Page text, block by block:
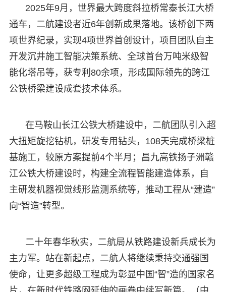
2025年9月，世界最大跨度斜拉桥常泰长江大桥
通车，二航建设者近6年创新成果落地。该桥创下两
项世界纪录，实现4项世界首创设计，项目团队自主
开发沉井施工智能决策系统、全球首台万吨米级智
能化塔吊等，获专利80余项，形成国际领先的跨江
公铁桥梁建设成套技术体系。
在马鞍山长江公铁大桥建设中，二航团队引入超
大扭矩旋挖钻机，研发专用钻头，108天完成桥梁桩
基施工，较原方案提前4个半月；昌九高铁扬子洲赣
江公铁大桥建设时，构建全流程智能建造体系，自
主研发机器视觉线形监测系统等，推动工程从“建造”
向“智造”转型。
二十年春华秋实，二航局从铁路建设新兵成长为
主力军。站在新起点，二航人将继续秉持交通强国
使命，让更多超级工程成为彰显中国“智”造的国家名